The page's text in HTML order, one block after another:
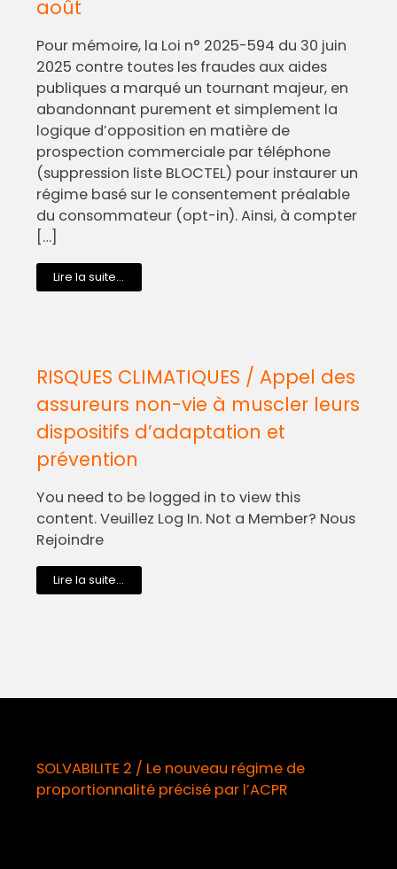
août
Pour mémoire, la Loi n° 2025-594 du 30 juin
2025 contre toutes les fraudes aux aides
publiques a marqué un tournant majeur, en
abandonnant purement et simplement la
logique d’opposition en matière de
prospection commerciale par téléphone
(suppression liste BLOCTEL) pour instaurer un
régime basé sur le consentement préalable
du consommateur (opt-in). Ainsi, à compter
[…]
Lire la suite...
RISQUES CLIMATIQUES / Appel des
assureurs non-vie à muscler leurs
dispositifs d’adaptation et
prévention
You need to be logged in to view this
content. Veuillez Log In. Not a Member? Nous
Rejoindre
Lire la suite...
SOLVABILITE 2 / Le nouveau régime de
proportionnalité précisé par l’ACPR